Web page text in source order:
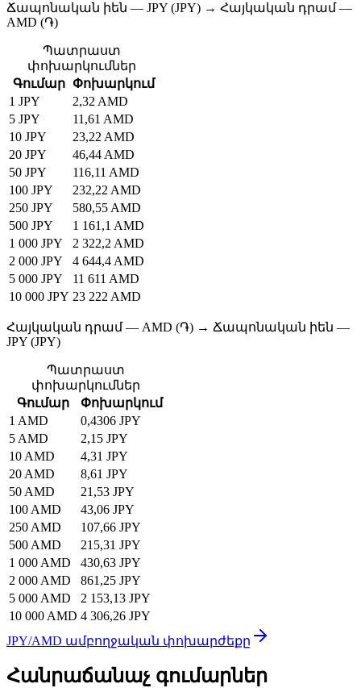
Ճապոնական իեն — JPY (JPY) → Հայկական դրամ —
AMD (֏)
Պատրաստ
փոխարկումներ
Գումար Փոխարկում
1 JPY
2,32 AMD
5 JPY
11,61 AMD
10 JPY
23,22 AMD
20 JPY
46,44 AMD
50 JPY
116,11 AMD
100 JPY
232,22 AMD
250 JPY
580,55 AMD
500 JPY
1 161,1 AMD
1 000 JPY
2 322,2 AMD
2 000 JPY
4 644,4 AMD
5 000 JPY
11 611 AMD
10 000 JPY 23 222 AMD
Հայկական դրամ — AMD (֏) → Ճապոնական իեն —
JPY (JPY)
Պատրաստ
փոխարկումներ
Գումար
Փոխարկում
1 AMD
0,4306 JPY
5 AMD
2,15 JPY
10 AMD
4,31 JPY
20 AMD
8,61 JPY
50 AMD
21,53 JPY
100 AMD
43,06 JPY
250 AMD
107,66 JPY
500 AMD
215,31 JPY
1 000 AMD
430,63 JPY
2 000 AMD
861,25 JPY
5 000 AMD
2 153,13 JPY
10 000 AMD 4 306,26 JPY
JPY/AMD ամբողջական փոխարժեքը
Հանրաճանաչ գումարներ